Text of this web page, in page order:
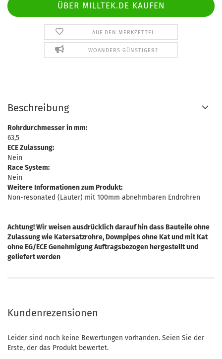
ÜBER MILLTEK.DE KAUFEN
AUF DEN MERKZETTEL
WOANDERS GÜNSTIGER?
Beschreibung
Rohrdurchmesser in mm:
63,5
ECE Zulassung:
Nein
Race System:
Nein
Weitere Informationen zum Produkt:
Non-resonated (Lauter) mit 100mm abnehmbaren Endrohren
Achtung! Wir weisen ausdrücklich darauf hin dass Bauteile ohne
Zulassung wie Katersatzrohre, Downpipes ohne Kat und mit Kat
ohne EG/ECE Genehmigung Auftragsbezogen hergestellt und
geliefert werden
Kundenrezensionen
Leider sind noch keine Bewertungen vorhanden. Seien Sie der
Erste, der das Produkt bewertet.